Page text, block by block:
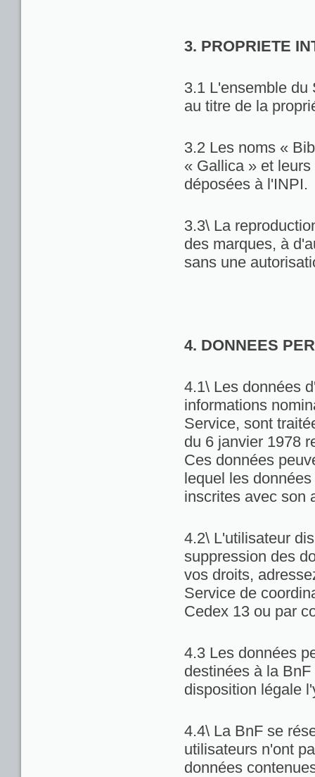
3. PROPRIETE
3.1 L'ensemble du
au titre de la
3.2 Les noms «
« Gallica » et
déposées à l'INPI.
3.3\ La
des marques, à
sans une
4. DONNEES
4.1\ Les données
informations
Service, sont
du 6 janvier 1978
Ces données
lequel les
inscrites avec son
4.2\ L'utilisateur
suppression des
vos droits,
Service de
Cedex 13 ou par
4.3 Les données
destinées à la
disposition légale
4.4\ La BnF se
utilisateurs n'ont
données